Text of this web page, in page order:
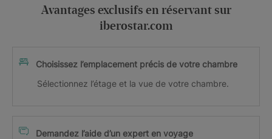
Avantages exclusifs en réservant sur
iberostar.com
Choisissez l’emplacement précis de votre chambre
Sélectionnez l’étage et la vue de votre chambre.
Demandez l’aide d’un expert en voyage